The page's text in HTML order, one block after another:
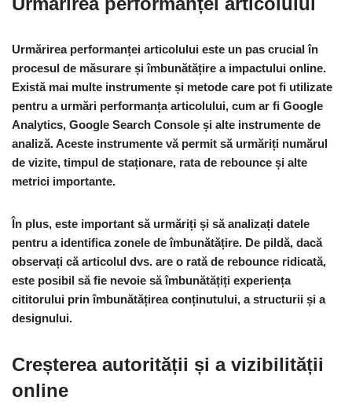
Urmărirea performanței articolului este un pas crucial în
procesul de măsurare și îmbunătățire a impactului online.
Există mai multe instrumente și metode care pot fi utilizate
pentru a urmări performanța articolului, cum ar fi Google
Analytics, Google Search Console și alte instrumente de
analiză. Aceste instrumente vă permit să urmăriți numărul
de vizite, timpul de staționare, rata de rebounce și alte
metrici importante.
În plus, este important să urmăriți și să analizați datele
pentru a identifica zonele de îmbunătățire. De pildă, dacă
observați că articolul dvs. are o rată de rebounce ridicată,
este posibil să fie nevoie să îmbunătățiți experiența
cititorului prin îmbunătățirea conținutului, a structurii și a
designului.
Creșterea autorității și a vizibilității
online